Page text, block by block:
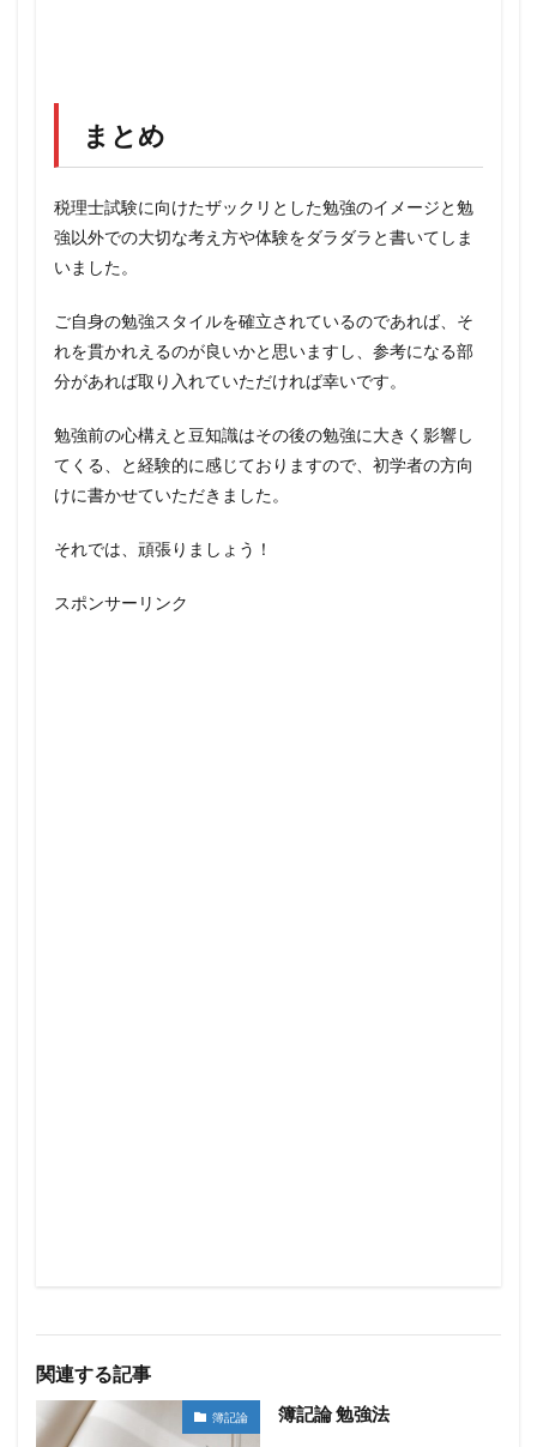
まとめ
税理士試験に向けたザックリとした勉強のイメージと勉
強以外での大切な考え方や体験をダラダラと書いてしま
いました。
ご自身の勉強スタイルを確立されているのであれば、そ
れを貫かれえるのが良いかと思いますし、参考になる部
分があれば取り入れていただければ幸いです。
勉強前の心構えと豆知識はその後の勉強に大きく影響し
てくる、と経験的に感じておりますので、初学者の方向
けに書かせていただきました。
それでは、頑張りましょう！
スポンサーリンク
関連する記事
簿記論 簿記論 勉強法